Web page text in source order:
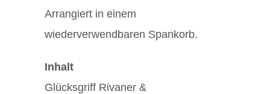
Arrangiert in einem
wiederverwendbaren Spankorb.
Inhalt
Glücksgriff Rivaner &